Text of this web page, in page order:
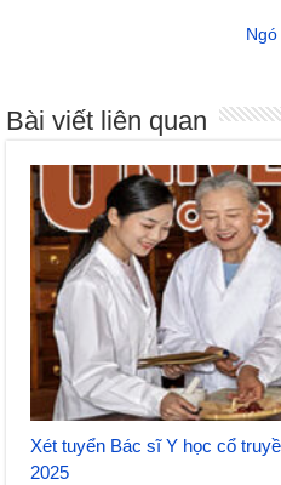
Bài viết liên quan
Xét tuyển Bác sĩ Y học cổ
2025